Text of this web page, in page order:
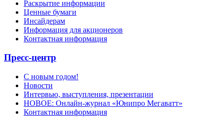
Раскрытие информации
Ценные бумаги
Инсайдерам
Информация для акционеров
Контактная информация
Пресс-центр
С новым годом!
Новости
Интервью, выступления, презентации
НОВОЕ: Онлайн-журнал «Юнипро Мегаватт»
Контактная информация